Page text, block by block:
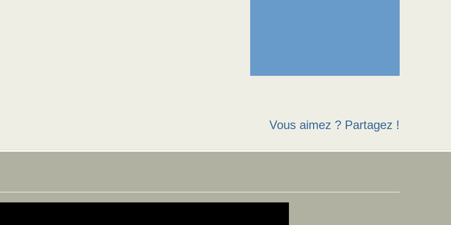
Vous aimez ? Partagez !